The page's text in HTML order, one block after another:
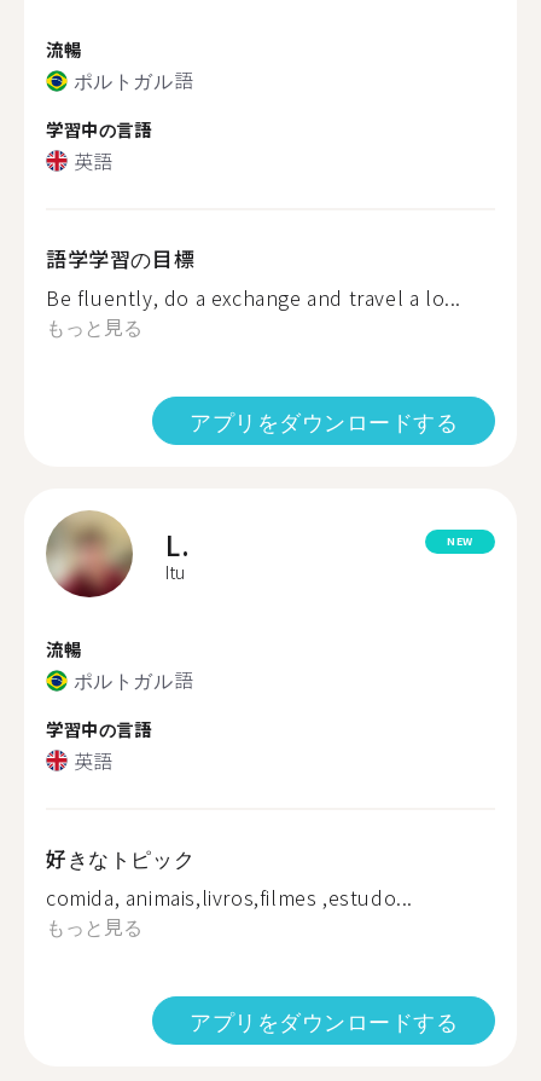
流暢
ポルトガル語
学習中の言語
英語
語学学習の目標
Be fluently, do a exchange and travel a lo...
もっと見る
アプリをダウンロードする
L.
Itu
NEW
流暢
ポルトガル語
学習中の言語
英語
好きなトピック
comida, animais,livros,filmes ,estudo...
もっと見る
アプリをダウンロードする